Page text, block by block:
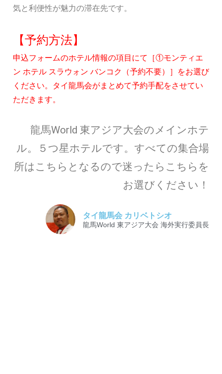
気と利便性が魅力の滞在先です。
【予約方法】
申込フォームのホテル情報の項目にて［①モンティエ
ン ホテル スラウォン バンコク（予約不要）］をお選び
ください。タイ龍馬会がまとめて予約手配をさせてい
ただきます。
龍馬World 東アジア大会のメインホテ
ル。５つ星ホテルです。すべての集合場
所はこちらとなるので迷ったらこちらを
お選びください！
タイ龍馬会 カリベトシオ
龍馬World 東アジア大会 海外実行委員長